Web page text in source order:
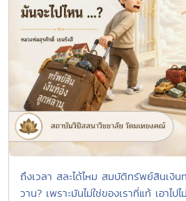
ถึงเวลา สละได้ไหม สมบัติทรัพย์สินเงิ
วาน? เพราะมันไม่ใช่ของเราที่แท้ เอาไปไ